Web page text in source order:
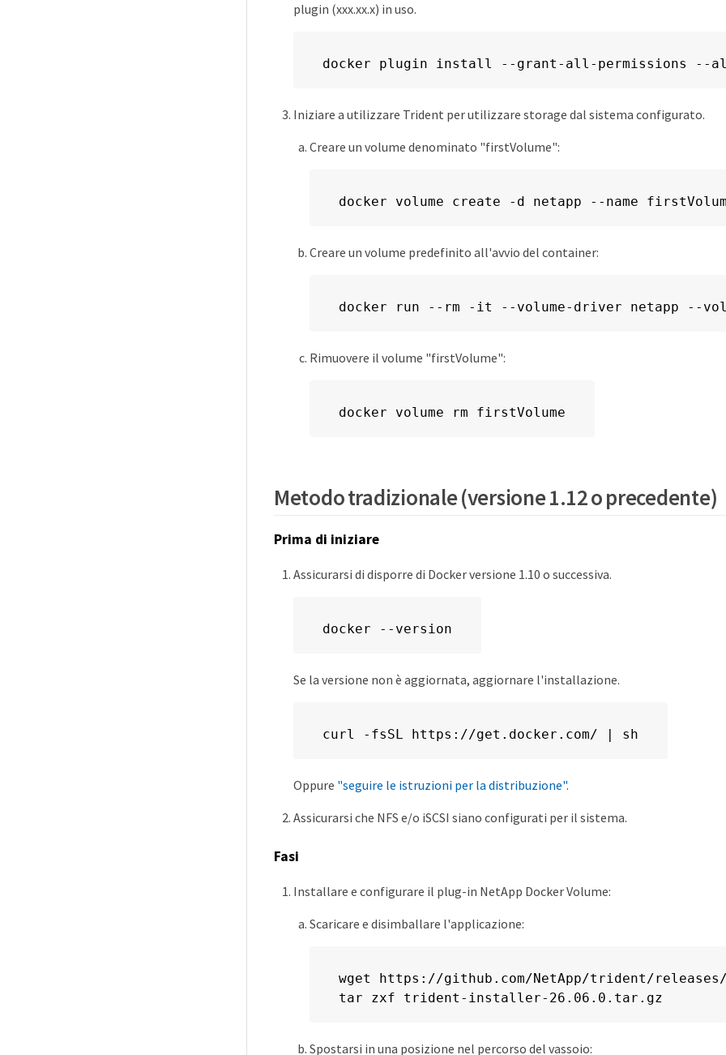
plugin (xxx.xx.x) in uso.
docker plugin install --grant-all-permissions --
Iniziare a utilizzare Trident per utilizzare storage dal sistema configurato.
Creare un volume denominato "firstVolume":
docker volume create -d netapp --name
Creare un volume predefinito all'avvio del container:
docker run --rm -it --volume-driver netapp --
Rimuovere il volume "firstVolume":
docker volume rm firstVolume
Metodo tradizionale (versione 1.12 o precedente)
Prima di iniziare
Assicurarsi di disporre di Docker versione 1.10 o successiva.
docker --version
Se la versione non è aggiornata, aggiornare l'installazione.
curl -fsSL https://get.docker.com/ | sh
Oppure "seguire le istruzioni per la distribuzione".
Assicurarsi che NFS e/o iSCSI siano configurati per il sistema.
Fasi
Installare e configurare il plug-in NetApp Docker Volume:
Scaricare e disimballare l'applicazione:
wget https://github.com/NetApp/trident/
tar zxf trident-installer-26.06.0.tar.gz
Spostarsi in una posizione nel percorso del vassoio: